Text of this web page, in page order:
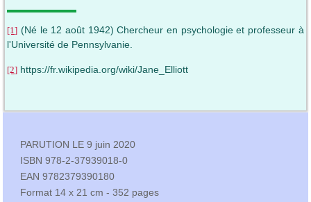
[1] (Né le 12 août 1942) Chercheur en psychologie et professeur à
l'Université de Pennsylvanie.
[2] https://fr.wikipedia.org/wiki/Jane_Elliott
PARUTION LE 9 juin 2020
ISBN 978-2-37939018-0
EAN 9782379390180
Format 14 x 21 cm - 352 pages